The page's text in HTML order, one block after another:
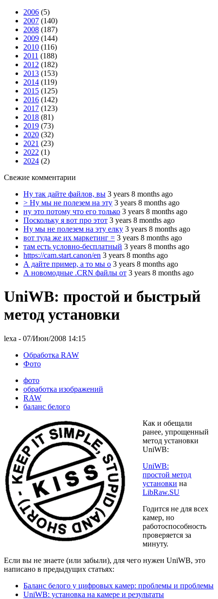
2006 (5)
2007 (140)
2008 (187)
2009 (144)
2010 (116)
2011 (188)
2012 (182)
2013 (153)
2014 (119)
2015 (125)
2016 (142)
2017 (123)
2018 (81)
2019 (73)
2020 (32)
2021 (23)
2022 (1)
2024 (2)
Свежие комментарии
Ну так дайте файлов, вы 3 years 8 months ago
> Ну мы не полезем на эту 3 years 8 months ago
ну это потому что его только 3 years 8 months ago
Поскольку я вот про этот 3 years 8 months ago
Ну мы не полезем на эту елку 3 years 8 months ago
вот туда же их маркетинг = 3 years 8 months ago
там есть условно-бесплатный 3 years 8 months ago
https://cam.start.canon/en 3 years 8 months ago
А дайте пример, а то мы о 3 years 8 months ago
А новомодные .CRN файлы от 3 years 8 months ago
UniWB: простой и быстрый
метод установки
lexa - 07/Июн/2008 14:15
Обработка RAW
Фото
фото
обработка изображений
RAW
баланс белого
Как и обещали
ранее, упрощенный
метод установки
UniWB:
UniWB:
простой метод
установки на
LibRaw.SU
Годится не для всех
камер, но
работоспособность
проверяется за
минуту.
Если вы не знаете (или забыли), для чего нужен UniWB, это
написано в предыдущих статьях:
Баланс белого у цифровых камер: проблемы и проблемы
UniWB: установка на камере и результаты